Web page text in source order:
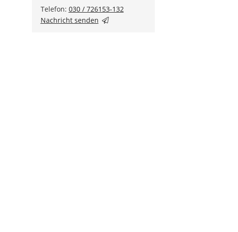
Telefon: 030 / 726153-132
Nachricht senden